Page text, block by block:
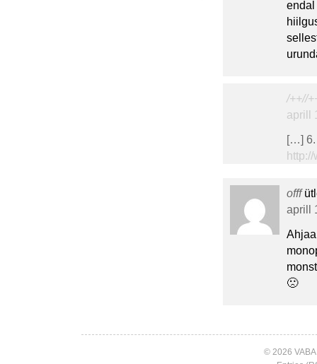
endal
/++//
aprill
[…] 6.
offf
aprill
🙁
© 2026